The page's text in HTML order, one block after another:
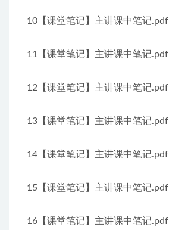
10【课堂笔记】主讲课中笔记.pdf
11【课堂笔记】主讲课中笔记.pdf
12【课堂笔记】主讲课中笔记.pdf
13【课堂笔记】主讲课中笔记.pdf
14【课堂笔记】主讲课中笔记.pdf
15【课堂笔记】主讲课中笔记.pdf
16【课堂笔记】主讲课中笔记.pdf